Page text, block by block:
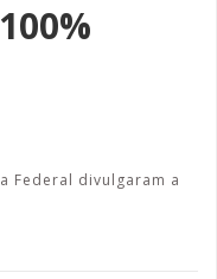
Federal divulgaram a